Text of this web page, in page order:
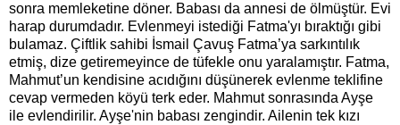
sonra memleketine döner. Babası da annesi de ölmüştür. Evi
harap durumdadır. Evlenmeyi istediği Fatma'yı bıraktığı gibi
bulamaz. Çiftlik sahibi İsmail Çavuş Fatma’ya sarkıntılık
etmiş, dize getiremeyince de tüfekle onu yaralamıştır. Fatma,
Mahmut’un kendisine acıdığını düşünerek evlenme teklifine
cevap vermeden köyü terk eder. Mahmut sonrasında Ayşe
ile evlendirilir. Ayşe'nin babası zengindir. Ailenin tek kızı